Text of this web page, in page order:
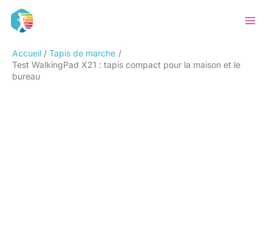
Accueil
Tapis de marche
Test WalkingPad X21 : tapis compact pour la maison et le
bureau
Rechercher